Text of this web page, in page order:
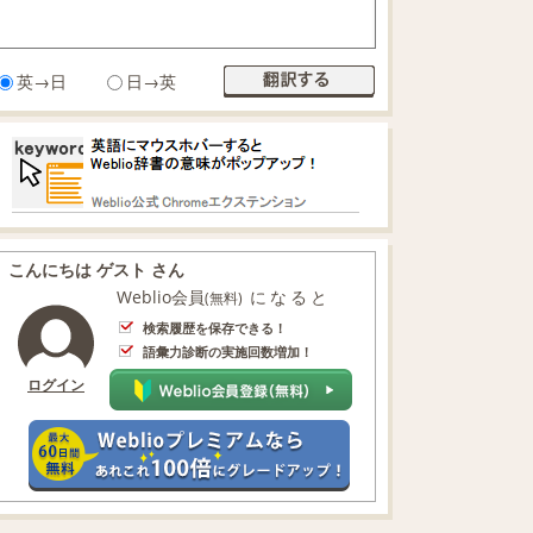
英→日 日→英
こんにちは ゲスト さん
ログイン
Weblio会員(無料) になると
検索履歴を保存できる！
語彙力診断の実施回数増加！